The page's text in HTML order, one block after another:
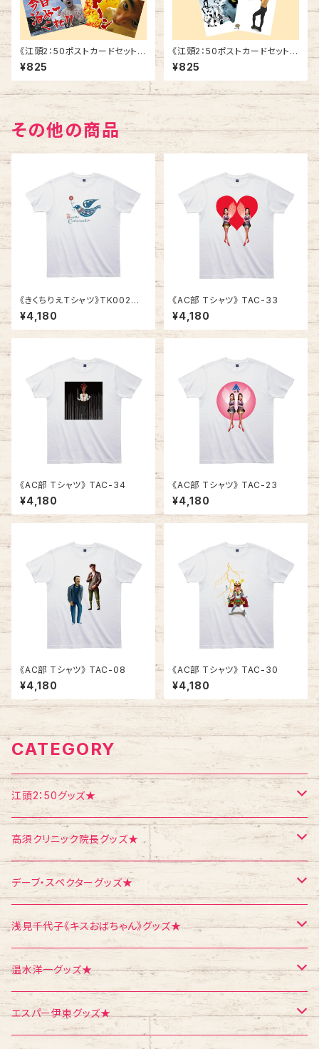
《江頭2：50ポストカードセット》
SCE-V3
¥825
《江頭2：50ポストカードセット》
SCE-V2
¥825
その他の商品
《きくちりえＴシャツ》TK002
／ ハト1
¥4,180
《AC部 Tシャツ》 TAC-33
¥4,180
《AC部 Tシャツ》 TAC-34
¥4,180
《AC部 Tシャツ》 TAC-23
¥4,180
《AC部 Tシャツ》 TAC-08
¥4,180
《AC部 Tシャツ》 TAC-30
¥4,180
CATEGORY
江頭2：50グッズ★
Tシャツ
エコバッグ
ポストカード
ポスター
クリスマス
高須クリニック院長グッズ★
Tシャツ
ポストカード
シール
メモ帳
デーブ・スペクターグッズ★
ポストカード
浅見千代子《キスおばちゃん》グッズ★
Tシャツ
ポストカード
温水洋一グッズ★
ポスター
エスパー伊東グッズ★